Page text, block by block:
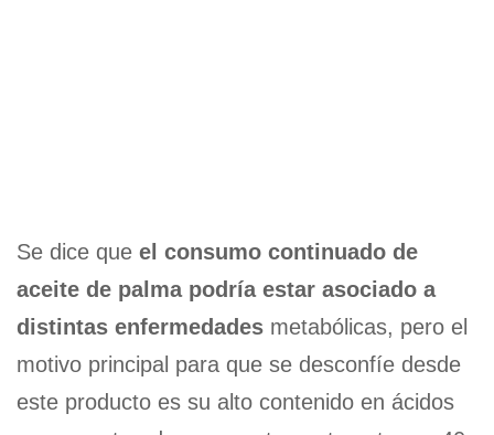
Se dice que el consumo continuado de
aceite de palma podría estar asociado a
distintas enfermedades metabólicas, pero el
motivo principal para que se desconfíe desde
este producto es su alto contenido en ácidos